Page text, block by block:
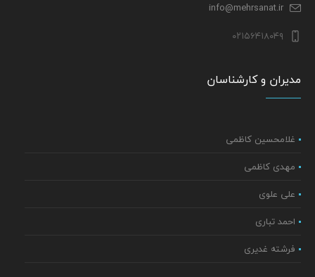
info@mehrsanat.ir
۰۲۱۵۶۴۱۸۰۴۹
مدیران و کارشناسان
غلامحسین کاظمی
مهدی کاظمی
علی علوی
احمد تباری
فرشته غدیری